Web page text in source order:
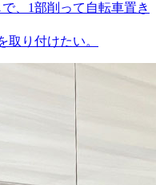
、1部削って自転車置き
取り付けたい。